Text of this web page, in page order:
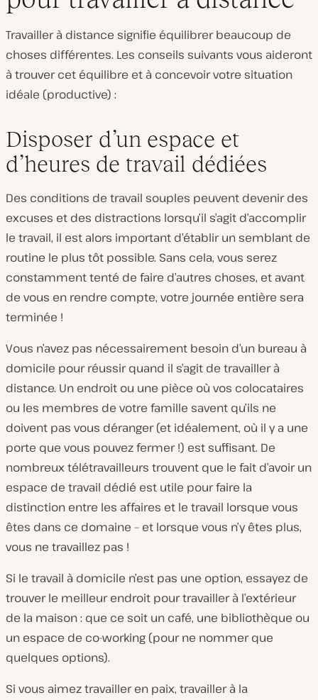
Travailler à distance signifie équilibrer beaucoup de
choses différentes. Les conseils suivants vous aideront
à trouver cet équilibre et à concevoir votre situation
idéale (productive) :
Disposer d’un espace et
d’heures de travail dédiées
Des conditions de travail souples peuvent devenir des
excuses et des distractions lorsqu’il s’agit d’accomplir
le travail, il est alors important d’établir un semblant de
routine le plus tôt possible. Sans cela, vous serez
constamment tenté de faire d’autres choses, et avant
de vous en rendre compte, votre journée entière sera
terminée !
Vous n’avez pas nécessairement besoin d’un bureau à
domicile pour réussir quand il s’agit de travailler à
distance. Un endroit ou une pièce où vos colocataires
ou les membres de votre famille savent qu’ils ne
doivent pas vous déranger (et idéalement, où il y a une
porte que vous pouvez fermer !) est suffisant. De
nombreux télétravailleurs trouvent que le fait d’avoir un
espace de travail dédié est utile pour faire la
distinction entre les affaires et le travail lorsque vous
êtes dans ce domaine – et lorsque vous n’y êtes plus,
vous ne travaillez pas !
Si le travail à domicile n’est pas une option, essayez de
trouver le meilleur endroit pour travailler à l’extérieur
de la maison : que ce soit un café, une bibliothèque ou
un espace de co-working (pour ne nommer que
quelques options).
Si vous aimez travailler en paix, travailler à la